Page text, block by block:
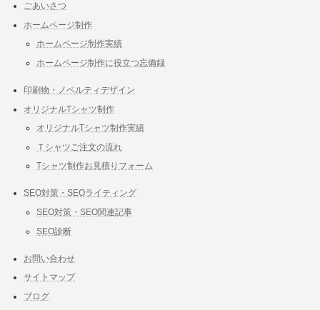
ごあいさつ
ホームページ制作
ホームページ制作実績
ホームページ制作に役立つ忘備録
印刷物・ノベルティデザイン
オリジナルTシャツ制作
オリジナルTシャツ制作実績
Ｔシャツご注文の流れ
Tシャツ制作お見積りフォーム
SEO対策・SEOライティング
SEO対策・SEO関連記事
SEO診断
お問い合わせ
サイトマップ
ブログ